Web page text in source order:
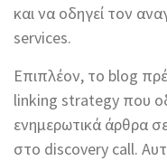
και να οδηγεί τον
services.
Επιπλέον, το blog
linking strategy που
ενημερωτικά άρθρα
στο discovery call.